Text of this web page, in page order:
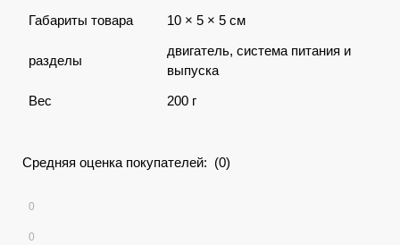
Габариты товара
10 × 5 × 5 см
разделы
двигатель, система питания и
выпуска
Вес
200 г
Средняя оценка покупателей: (0)
0
0